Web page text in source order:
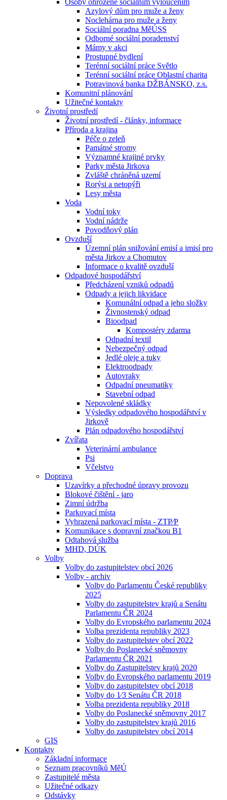
Osoby ohrožené sociálním vyloučením
Azylový dům pro muže a ženy
Noclehárna pro muže a ženy
Sociální poradna MěÚSS
Odborné sociální poradenství
Mámy v akci
Prostupné bydlení
Terénní sociální práce Světlo
Terénní sociální práce Oblastní charita
Potravinová banka DŽBÁNSKO, z.s.
Komunitní plánování
Užitečné kontakty
Životní prostředí
Životní prostředí - články, informace
Příroda a krajina
Péče o zeleň
Památné stromy
Významné krajiné prvky
Parky města Jirkova
Zvláště chráněná uzemí
Rorýsi a netopýři
Lesy města
Voda
Vodní toky
Vodní nádrže
Povodňový plán
Ovzduší
Územní plán snižování emisí a imisí pro
města Jirkov a Chomutov
Informace o kvalitě ovzduší
Odpadové hospodářství
Předcházení vzniků odpadů
Odpady a jejich likvidace
Komunální odpad a jeho složky
Živnostenský odpad
Bioodpad
Kompostéry zdarma
Odpadní textil
Nebezpečný odpad
Jedlé oleje a tuky
Elektroodpady
Autovraky
Odpadní pneumatiky
Stavební odpad
Nepovolené skládky
Výsledky odpadového hospodářství v
Jirkově
Plán odpadového hospodářství
Zvířata
Veterinární ambulance
Psi
Včelstvo
Doprava
Uzavírky a přechodné úpravy provozu
Blokové čištění - jaro
Zimní údržba
Parkovací místa
Vyhrazená parkovací místa - ZTP⁄P
Komunikace s dopravní značkou B1
Odtahová služba
MHD, DÚK
Volby
Volby do zastupitelstev obcí 2026
Volby - archiv
Volby do Parlamentu České republiky
2025
Volby do zastupitelstev krajů a Senátu
Parlamentu ČR 2024
Volby do Evropského parlamentu 2024
Volba prezidenta republiky 2023
Volby do zastupitelstev obcí 2022
Volby do Poslanecké sněmovny
Parlamentu ČR 2021
Volby do Zastupitelstev krajů 2020
Volby do Evropského parlamentu 2019
Volby do zastupitelstev obcí 2018
Volby do 1⁄3 Senátu ČR 2018
Volba prezidenta republiky 2018
Volby do Poslanecké sněmovny 2017
Volby do zastupitelstev krajů 2016
Volby do zastupitelstev obcí 2014
GIS
Kontakty
Základní informace
Seznam pracovníků MěÚ
Zastupitelé města
Užitečné odkazy
Odstávky